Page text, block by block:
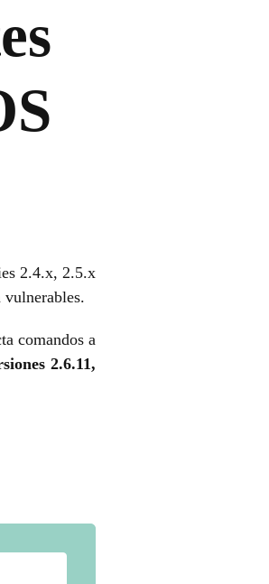
2.4.x, 2.5.x
comandos a
2.6.11,